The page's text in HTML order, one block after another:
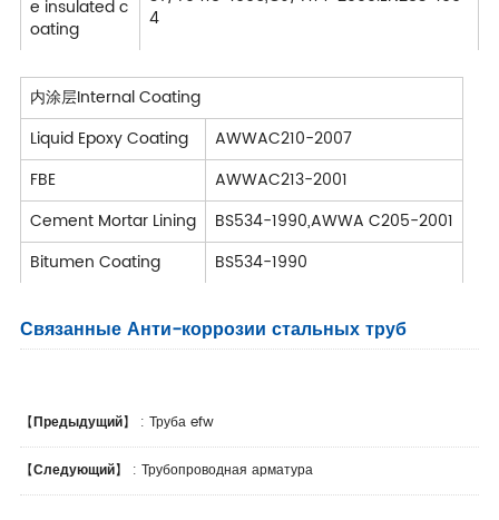
e insulated c
oating
4
内涂层Internal Coating
Liquid Epoxy Coating
AWWAC210-2007
FBE
AWWAC213-2001
Cement Mortar Lining
BS534-1990,AWWA C205-2001
Bitumen Coating
BS534-1990
Связанные Анти-коррозии стальных труб
【Предыдущий】 : Труба efw
【Следующий】 : Трубопроводная арматура